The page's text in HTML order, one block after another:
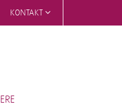
KONTAKT